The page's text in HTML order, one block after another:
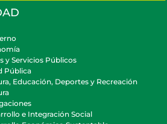
y Servicios Públicos
Pública
Educación, Deportes y Recreación
e Integración Social